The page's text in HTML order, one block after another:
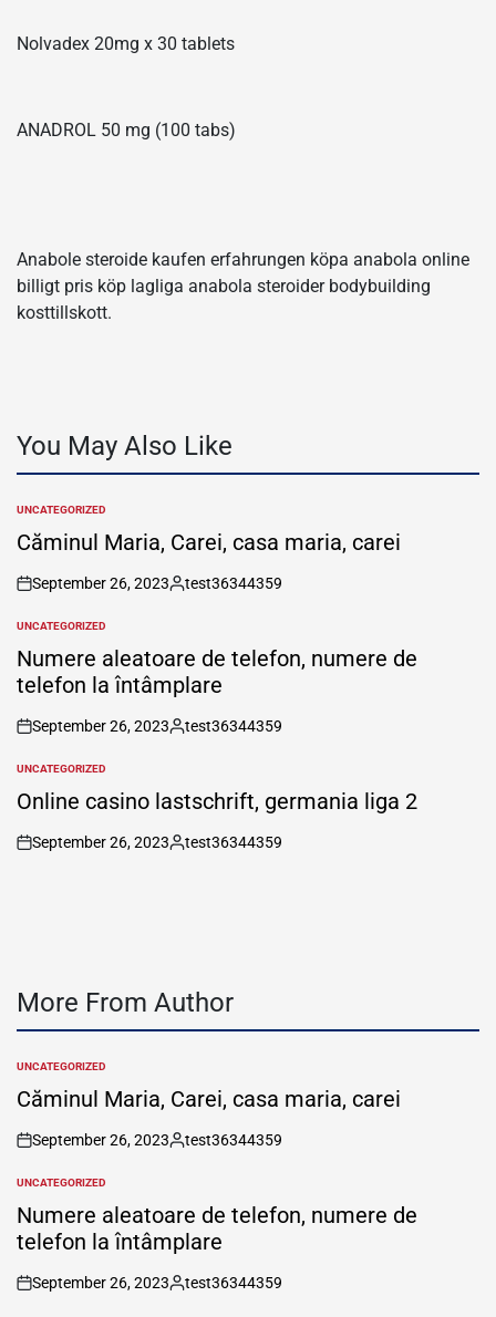
Nolvadex 20mg x 30 tablets
ANADROL 50 mg (100 tabs)
Anabole steroide kaufen erfahrungen köpa anabola online
billigt pris köp lagliga anabola steroider bodybuilding
kosttillskott.
You May Also Like
POSTED
IN
UNCATEGORIZED
Căminul Maria, Carei, casa maria, carei
on
September 26, 2023
Posted
test36344359
POSTED
IN
UNCATEGORIZED
Numere aleatoare de telefon, numere de
telefon la întâmplare
on
September 26, 2023
Posted
test36344359
POSTED
IN
UNCATEGORIZED
Online casino lastschrift, germania liga 2
on
September 26, 2023
Posted
test36344359
More From Author
POSTED
IN
UNCATEGORIZED
Căminul Maria, Carei, casa maria, carei
on
September 26, 2023
Posted
test36344359
POSTED
IN
UNCATEGORIZED
Numere aleatoare de telefon, numere de
telefon la întâmplare
on
September 26, 2023
Posted
test36344359